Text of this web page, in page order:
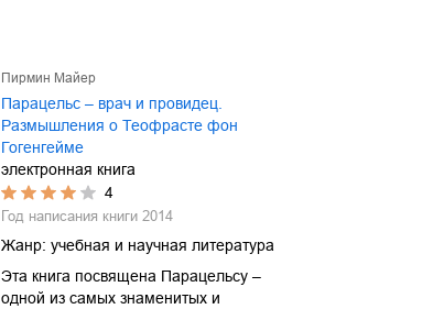
Пирмин Майер
Парацельс – врач и провидец.
Размышления о Теофрасте фон
Гогенгейме
электронная книга
4
Год написания книги 2014
Жанр: учебная и научная литература
Эта книга посвящена Парацельсу –
одной из самых знаменитых и